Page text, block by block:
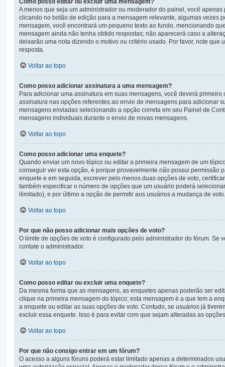
A menos que seja um administrador ou moderador do painel, você
clicando no botão de edição para a mensagem relevante, algumas vezes
mensagem, você encontrará um pequeno texto ao fundo, mencionando
mensagem ainda não tenha obtido respostas; não aparecerá caso a
deixarão uma nota dizendo o motivo ou critério usado. Por favor, note
resposta.
Voltar ao topo
Como posso adicionar assinatura a uma mensagem?
Para adicionar uma assinatura em suas mensagens, você deverá
assinatura nas opções referentes ao envio de mensagens para adicionar
mensagens enviadas selecionando a opção correta em seu Painel de
mensagens individuais durante o envio de novas mensagens.
Voltar ao topo
Como posso adicionar uma enquete?
Quando enviar um novo tópico ou editar a primeira mensagem de um
conseguir ver esta opção, é porque provavelmente não possui permissão
enquete e em seguida, escrever pelo menos duas opções de voto,
também especificar o número de opções que um usuário poderá
ilimitado), e por último a opção de permitir aos usuários a mudança de voto.
Voltar ao topo
Por que não posso adicionar mais opções de voto?
O limite de opções de voto é configurado pelo administrador do fórum.
contate o administrador.
Voltar ao topo
Como posso editar ou excluir uma enquete?
Da mesma forma que as mensagens, as enquetes apenas poderão ser
clique na primeira mensagem do tópico; esta mensagem é a que tem a
a enquete ou editar as suas opções de voto. Contudo, se usuários já
excluir essa enquete. Isso é para evitar com que sejam alteradas as
Voltar ao topo
Por que não consigo entrar em um fórum?
O acesso a alguns fóruns poderá estar limitado apenas a determinados